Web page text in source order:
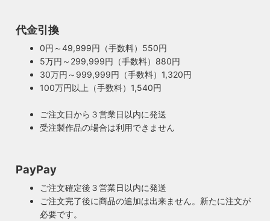
代金引換
0円～49,999円（手数料）550円
5万円～299,999円（手数料）880円
30万円～999,999円（手数料）1,320円
100万円以上（手数料）1,540円
ご注文日から３営業日以内に発送
受注製作品の場合は利用できません
PayPay
ご注文確定後３営業日以内に発送
ご注文完了後に商品の追加は出来ません。新たに注文が
必要です。